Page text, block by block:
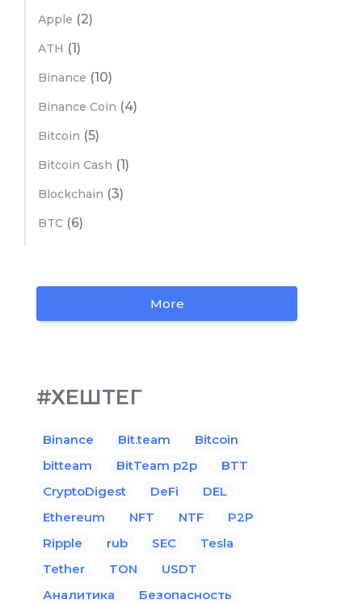
Apple (2)
ATH (1)
Binance (10)
Binance Coin (4)
Bitcoin (5)
Bitcoin Cash (1)
Blockchain (3)
BTC (6)
More
#ХЕШТЕГ
Binance Bit.team
Bitcoin
bitteam
BitTeam p2p
BTT
CryptoDigest
DeFi
DEL
Ethereum
NFT NTF
P2P
Ripple
rub SEC
Tesla
Tether
TON
USDT
Аналитика
Безопасность